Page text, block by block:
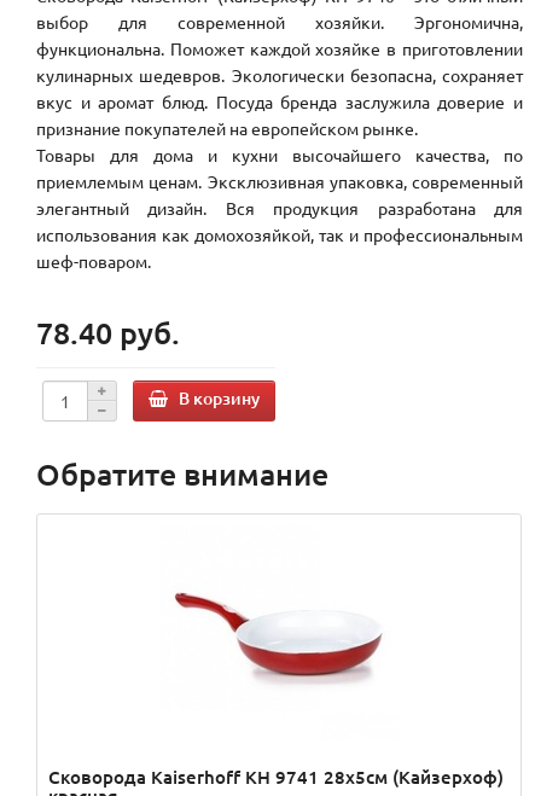
выбор для современной хозяйки. Эргономична,
функциональна. Поможет каждой хозяйке в приготовлении
кулинарных шедевров. Экологически безопасна, сохраняет
вкус и аромат блюд. Посуда бренда заслужила доверие и
признание покупателей на европейском рынке.
Товары для дома и кухни высочайшего качества, по
приемлемым ценам. Эксклюзивная упаковка, современный
элегантный дизайн. Вся продукция разработана для
использования как домохозяйкой, так и профессиональным
шеф-поваром.
78.40 руб.
В корзину
Обратите внимание
Сковорода Kaiserhoff KH 9741 28х5см (Кайзерхоф)